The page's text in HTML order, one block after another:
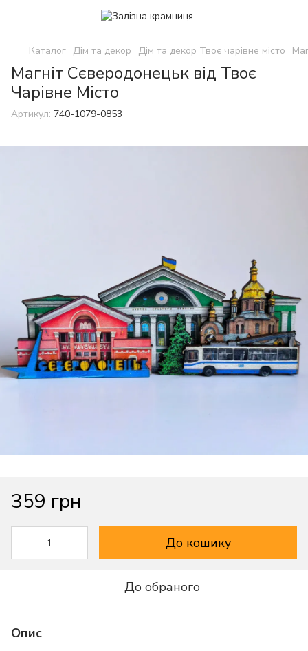
Каталог Дім та декор Дім та декор Твоє чарівне місто
Магніт Сєверодонецьк від Твоє
Чарівне Місто
Артикул: 740-1079-0853
359 грн
До кошику
До обраного
Опис